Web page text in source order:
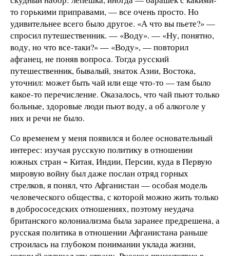
то горькими приправами, — все очень просто. Но
удивительнее всего было другое. «А что вы пьете?» —
спросил путешественник. — «Воду». — «Ну, понятно,
воду, но что все-таки?» — «Воду», — повторил
афганец, не поняв вопроса. Тогда русский
путешественник, бывалый, знаток Азии, Востока,
уточнил: может быть чай или еще что-то — там было
какое-то перечисление. Оказалось, что чай пьют только
больные, здоровые люди пьют воду, а об алкоголе у
них и речи не было.
Со временем у меня появился и более основательный
интерес: изучая русскую политику в отношении
южных стран ~ Китая, Индии, Персии, куда в Первую
мировую войну был даже послан отряд горных
стрелков, я понял, что Афганистан — особая модель
человеческого общества, с которой можно жить только
в добрососедских отношениях, поэтому неудача
британского колониализма была заранее предрешена, а
русская политика в отношении Афганистана раньше
строилась на глубоком понимании уклада жизни,